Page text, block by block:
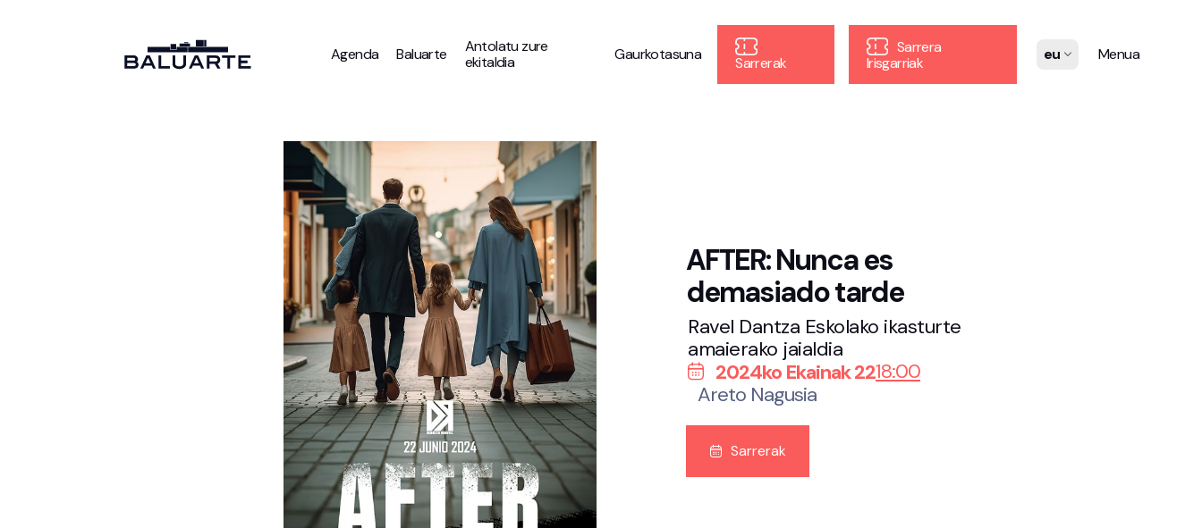
Agenda Baluarte
Antolatu zure
ekitaldia
Gaurkotasuna Sarrerak
Sarrera
Irisgarriak
eu Menua
AFTER: Nunca es
demasiado tarde
Ravel Dantza Eskolako ikasturte
amaierako jaialdia
2024ko Ekainak 2218:00
Areto Nagusia
Sarrerak